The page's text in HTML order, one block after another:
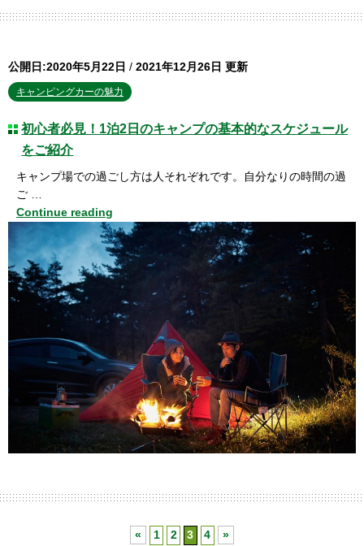
公開日:2020年5月22日 / 2021年12月26日 更新
キャンピングカーの魅力
初心者必見！1泊2日のキャンプの基本的なスケジュール
をご紹介
キャンプ場での過ごし方は人それぞれです。自分なりの時間の過
ご …
Continue reading
« 1 2 3 4 »